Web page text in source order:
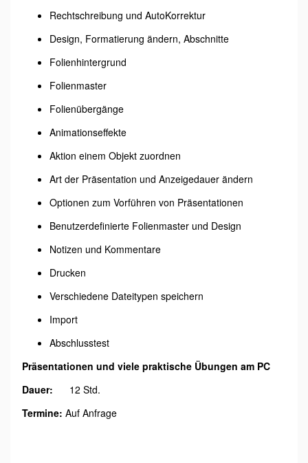
Rechtschreibung und AutoKorrektur
Design, Formatierung ändern, Abschnitte
Folienhintergrund
Folienmaster
Folienübergänge
Animationseffekte
Aktion einem Objekt zuordnen
Art der Präsentation und Anzeigedauer ändern
Optionen zum Vorführen von Präsentationen
Benutzerdefinierte Folienmaster und Design
Notizen und Kommentare
Drucken
Verschiedene Dateitypen speichern
Import
Abschlusstest
Präsentationen und viele praktische Übungen am PC
Dauer:
12 Std.
Termine: Auf Anfrage